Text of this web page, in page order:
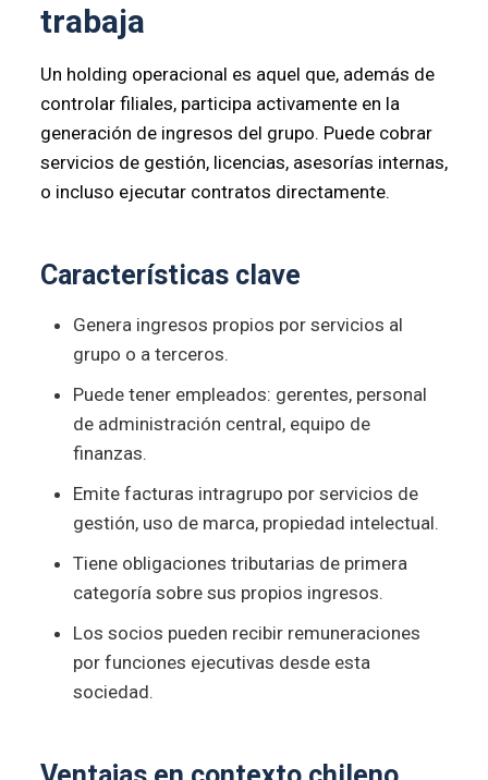
trabaja
Un holding operacional es aquel que, además de
controlar filiales, participa activamente en la
generación de ingresos del grupo. Puede cobrar
servicios de gestión, licencias, asesorías internas,
o incluso ejecutar contratos directamente.
Características clave
Genera ingresos propios por servicios al
grupo o a terceros.
Puede tener empleados: gerentes, personal
de administración central, equipo de
finanzas.
Emite facturas intragrupo por servicios de
gestión, uso de marca, propiedad intelectual.
Tiene obligaciones tributarias de primera
categoría sobre sus propios ingresos.
Los socios pueden recibir remuneraciones
por funciones ejecutivas desde esta
sociedad.